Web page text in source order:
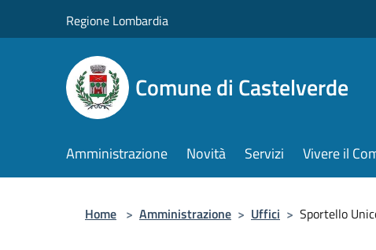
Regione Lombardia
Comune di Castelverde
Amministrazione Novità Servizi Vivere il
Home > Amministrazione > Uffici > Sportello